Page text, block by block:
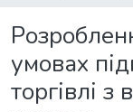
умовах
торгівлі